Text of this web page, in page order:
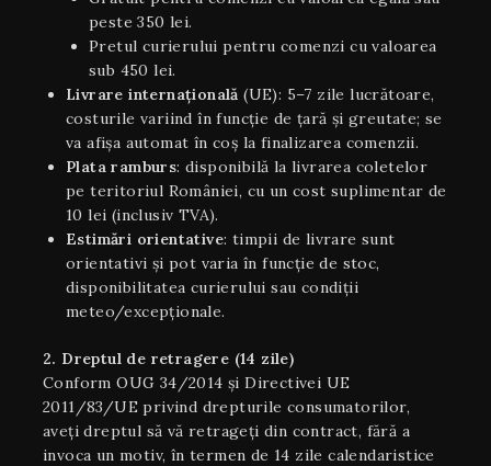
peste 350 lei.
Pretul curierului pentru comenzi cu valoarea
sub 450 lei.
Livrare internaţională (UE): 5–7 zile lucrătoare,
costurile variind în funcție de țară și greutate; se
va afișa automat în coș la finalizarea comenzii.
Plata ramburs: disponibilă la livrarea coletelor
pe teritoriul României, cu un cost suplimentar de
10 lei (inclusiv TVA).
Estimări orientative: timpii de livrare sunt
orientativi şi pot varia în funcție de stoc,
disponibilitatea curierului sau condiții
meteo/excepționale.
2. Dreptul de retragere (14 zile)
Conform OUG 34/2014 și Directivei UE
2011/83/UE privind drepturile consumatorilor,
aveți dreptul să vă retrageți din contract, fără a
invoca un motiv, în termen de 14 zile calendaristice